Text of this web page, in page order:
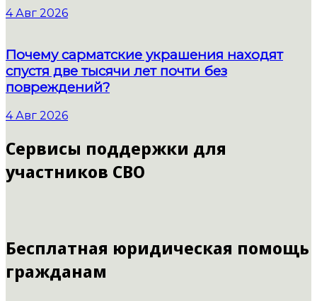
4 Авг 2026
Почему сарматские украшения находят
спустя две тысячи лет почти без
повреждений?
4 Авг 2026
Сервисы поддержки для
участников СВО
Бесплатная юридическая помощь
гражданам